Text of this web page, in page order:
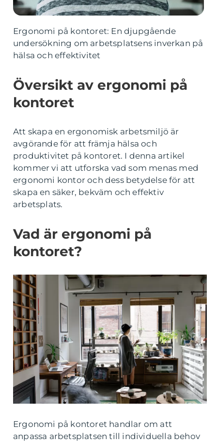
Ergonomi på kontoret: En djupgående
undersökning om arbetsplatsens inverkan på
hälsa och effektivitet
Översikt av ergonomi på
kontoret
Att skapa en ergonomisk arbetsmiljö är
avgörande för att främja hälsa och
produktivitet på kontoret. I denna artikel
kommer vi att utforska vad som menas med
ergonomi kontor och dess betydelse för att
skapa en säker, bekväm och effektiv
arbetsplats.
Vad är ergonomi på
kontoret?
Ergonomi på kontoret handlar om att
anpassa arbetsplatsen till individuella behov